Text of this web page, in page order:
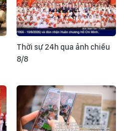
Thời sự 24h qua ảnh chiều
8/8